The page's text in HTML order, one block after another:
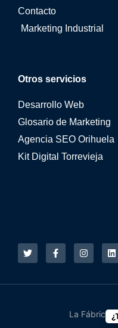
Otros servicios
Desarrollo Web
Glosario de Marketing
Agencia SEO Orihuela
Kit Digital Torrevieja
Contacto
Marketing Industrial
La Fábrica